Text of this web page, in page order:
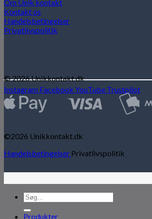
Om Unik kontakt
Kontakt os
Handelsbetingelser
Privatlivspolitik
Instagram Facebook YouTube Trustpilot
© 2026 Unikkontakt.dk
©2026 Unikkontakt.dk
Handelsbetingelser Privatlivspolitik
Søg
efter:
Produkter